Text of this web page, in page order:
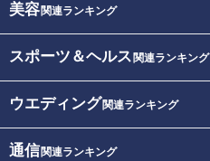
美容関連ランキング
スポーツ＆ヘルス 関連ランキング
ウエディング関連ランキング
通信関連ランキング